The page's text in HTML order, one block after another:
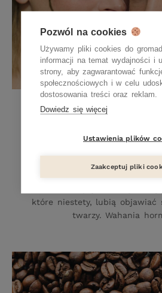
Kosmetyki dla
15 WRZEŚNIA
Jakich kosmetyków
które niestety, lubią objawiać
twarzy. Wahania
Pozwól na cookies
Używamy pliki cookies do
informacji na temat wydajności i
strony, aby zagwarantować
społecznościowych i w celu
dostosowania treści oraz reklam.
Dowiedz się więcej
Ustawienia plików
Zaakceptuj pliki